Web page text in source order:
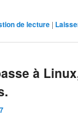
de lecture |
à